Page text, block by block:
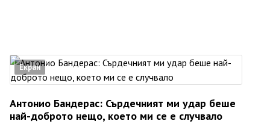
Екран
Антонио Бандерас: Сърдечният ми удар беше
най-доброто нещо, което ми се е случвало